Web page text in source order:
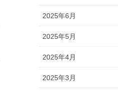
2025年6月
2025年5月
2025年4月
2025年3月